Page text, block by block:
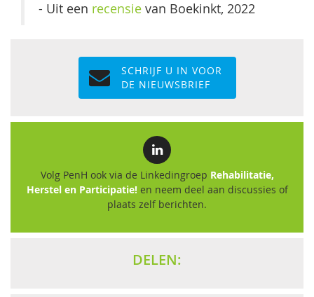
- Uit een recensie van Boekinkt, 2022
SCHRIJF U IN VOOR
DE NIEUWSBRIEF
Volg PenH ook via de Linkedingroep Rehabilitatie,
Herstel en Participatie!en neem deel aan discussies of
plaats zelf berichten.
DELEN: